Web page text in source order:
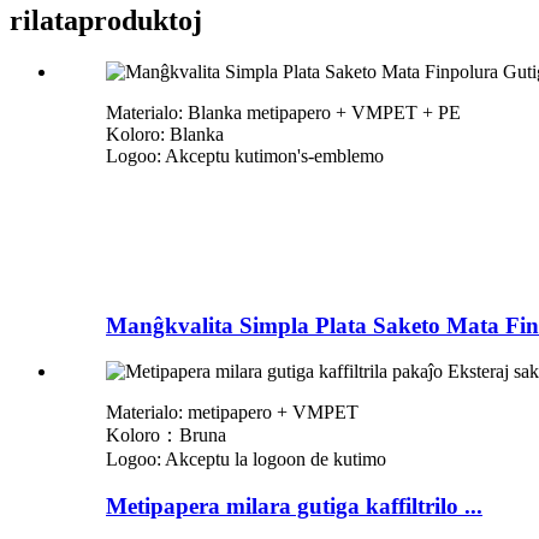
rilataproduktoj
Materialo: Blanka metipapero + VMPET + PE
Koloro: Blanka
Logoo: Akceptu kutimon's-emblemo
Manĝkvalita Simpla Plata Saketo Mata
Materialo: metipapero + VMPET
Koloro：Bruna
Logoo: Akceptu la logoon de kutimo
Metipapera milara gutiga kaffiltrilo ...